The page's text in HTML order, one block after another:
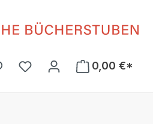
Du hast 0 Produkte auf
0,00 €*